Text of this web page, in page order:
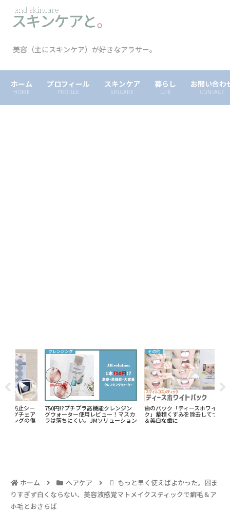
美容（主にスキンケア）が好きなアラサー。
ホーム
HOME
プロフィール
PROFILE
スキンケア
SKICARE
暮らし
LIFE
お問い合わ
CONTACT
その他
歯のパック「ティースホワイトパッ
ク」蓄積くすみを除去してつるつる
＆美白な歯に
その他
【子供のタイミングについて】26歳
会社員女が電話占い「絆～kizuna
～」で相談してみた話【神回答】
ホーム ヘアケア
もっと早く使えばよかった。固ま
りすぎず白くならない、美容液感覚マトメイクスティックで癖毛＆ア
ホ毛とおさらば